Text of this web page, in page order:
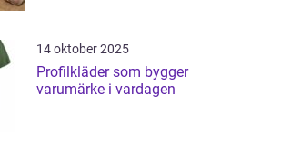
14 oktober 2025
Profilkläder som bygger
varumärke i vardagen